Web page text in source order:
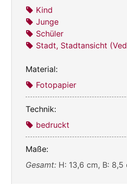
Kind
Junge
Schüler
Stadt, Stadtansicht
Material:
Fotopapier
Technik:
bedruckt
Maße:
Gesamt: H: 13,6 cm, B: 8,5